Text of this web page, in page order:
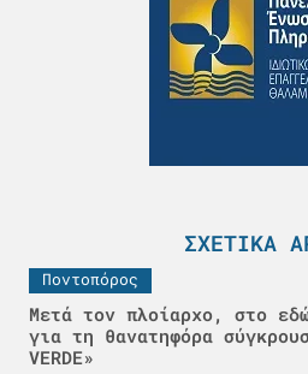
ΣΧΕΤΙΚΆ
Ποντοπόρος
Μετά τον πλοίαρχο, στο
για τη θανατηφόρα
VERDE»